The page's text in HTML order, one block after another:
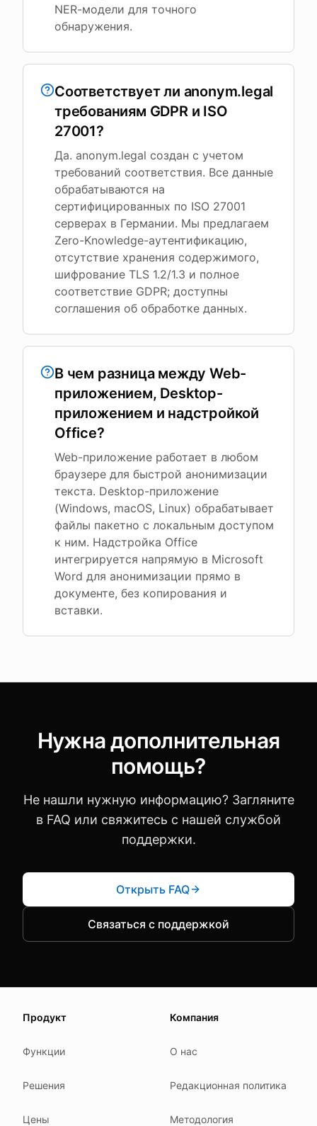
NER-модели для точного
обнаружения.
Соответствует ли anonym.legal
требованиям GDPR и ISO
27001?
Да. anonym.legal создан с учетом
требований соответствия. Все данные
обрабатываются на
сертифицированных по ISO 27001
серверах в Германии. Мы предлагаем
Zero-Knowledge-аутентификацию,
отсутствие хранения содержимого,
шифрование TLS 1.2/1.3 и полное
соответствие GDPR; доступны
соглашения об обработке данных.
В чем разница между Web-
приложением, Desktop-
приложением и надстройкой
Office?
Web-приложение работает в любом
браузере для быстрой анонимизации
текста. Desktop-приложение
(Windows, macOS, Linux) обрабатывает
файлы пакетно с локальным доступом
к ним. Надстройка Office
интегрируется напрямую в Microsoft
Word для анонимизации прямо в
документе, без копирования и
вставки.
Нужна дополнительная
помощь?
Не нашли нужную информацию? Загляните
в FAQ или свяжитесь с нашей службой
поддержки.
Открыть FAQ
Связаться с поддержкой
We update this page when our platform or the law
Related reading
Продукт
Функции
Решения
Цены
Компания
О нас
Редакционная политика
Методология